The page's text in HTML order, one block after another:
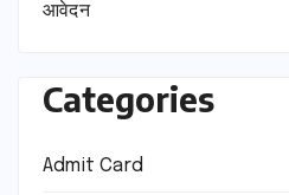
आवेदन
Categories
Admit Card